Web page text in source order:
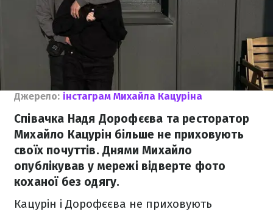
Джерело: інстаграм Михайла Кацуріна
Співачка Надя Дорофєєва та ресторатор
Михайло Кацурін більше не приховують
своїх почуттів. Днями Михайло
опублікував у мережі відверте фото
коханої без одягу.
Кацурін і Дорофєєва не приховують